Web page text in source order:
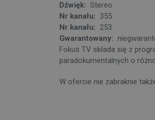
Dźwięk: Stereo
Nr kanału: 355
Nr kanału: 253
Gwarantowany:
Fokus TV składa się z
paradokumentalnych o
W ofercie nie zabraknie